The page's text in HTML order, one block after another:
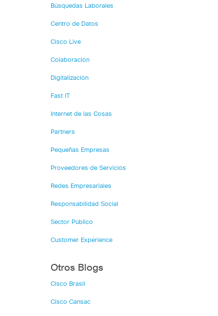
Búsquedas Laborales
Centro de Datos
Cisco Live
Colaboración
Digitalización
Fast IT
Internet de las Cosas
Partners
Pequeñas Empresas
Proveedores de Servicios
Redes Empresariales
Responsabilidad Social
Sector Público
Customer Experience
Otros Blogs
Cisco Brasil
Cisco Cansac